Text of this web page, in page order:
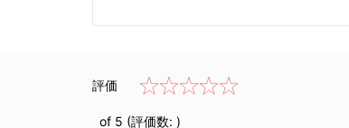
評価
of 5 (評価数: )